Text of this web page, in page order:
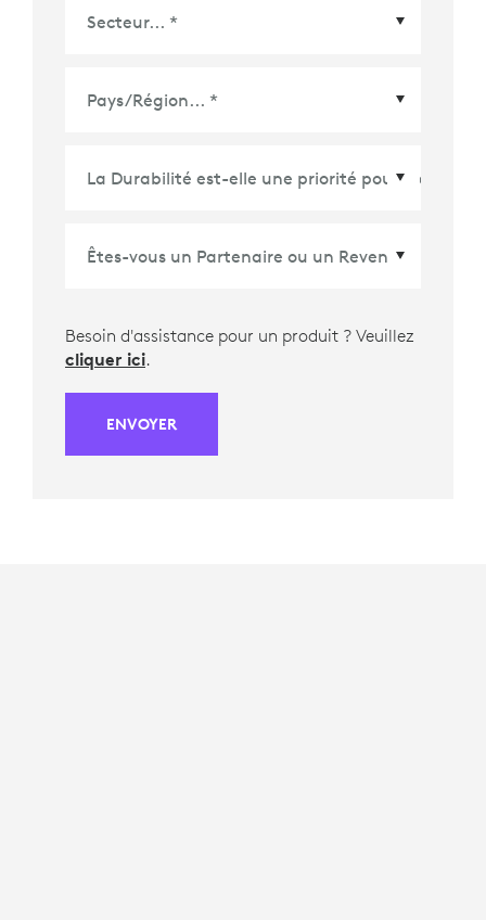
Besoin d'assistance pour un produit ? Veuillez
cliquer ici.
ENVOYER